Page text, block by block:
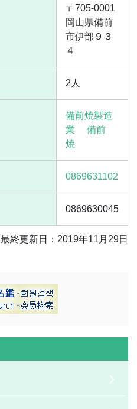
〒705-0001
岡山県備前
市伊部９３
４
2人
備前焼製造
業
備前
焼
0869631102
0869630045
最終更新日：2019年11月29日